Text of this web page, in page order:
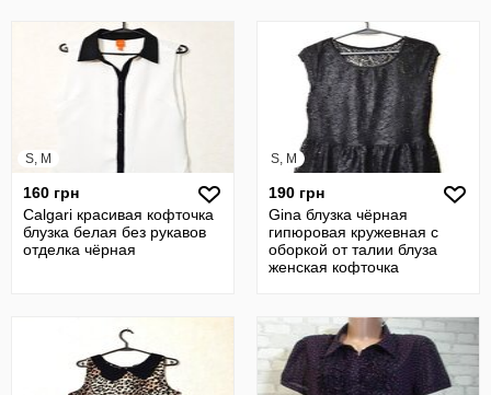
S, M
160 грн
Сalgari красивая кофточка
блузка белая без рукавов
отделка чёрная
S, M
190 грн
Gina блузка чёрная
гипюровая кружевная с
оборкой от талии блуза
женская кофточка